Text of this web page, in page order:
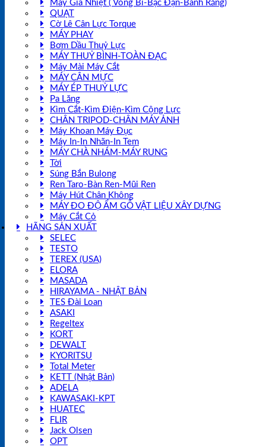
Máy Gia Nhiệt ( Vòng Bi-Bạc Đạn-Bánh Răng)
QUẠT
Cờ Lê Cân Lực Torque
MÁY PHAY
Bơm Dầu Thuỷ Lực
MÁY THUỶ BÌNH-TOÀN ĐẠC
Máy Mài Máy Cắt
MÁY CÂN MỰC
MÁY ÉP THUỶ LỰC
Pa Lăng
Kìm Cắt-Kìm Điện-Kìm Cộng Lực
CHÂN TRIPOD-CHÂN MÁY ẢNH
Máy Khoan Máy Đục
Máy In-In Nhãn-In Tem
MÁY CHÀ NHÁM-MÁY RUNG
Tời
Súng Bắn Bulong
Ren Taro-Bàn Ren-Mũi Ren
Máy Hút Chân Không
MÁY ĐO ĐỘ ẨM GỖ VẬT LIỆU XÂY DỰNG
Máy Cắt Cỏ
HÃNG SẢN XUẤT
SELEC
TESTO
TEREX (USA)
ELORA
MASADA
HIRAYAMA - NHẬT BẢN
TES Đài Loan
ASAKI
Regeltex
KORT
DEWALT
KYORITSU
Total Meter
KETT (Nhật Bản)
ADELA
KAWASAKI-KPT
HUATEC
FLIR
Jack Olsen
OPT